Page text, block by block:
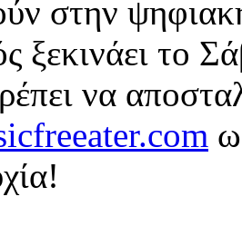
στην
ξεκινάει το
να